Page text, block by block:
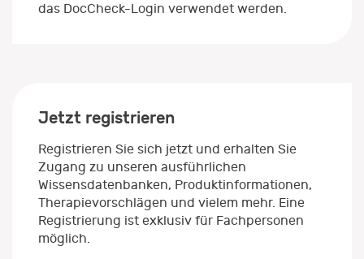
das DocCheck-Login verwendet werden.
Jetzt registrieren
Registrieren Sie sich jetzt und erhalten Sie
Zugang zu unseren ausführlichen
Wissensdatenbanken, Produktinformationen,
Therapievorschlägen und vielem mehr. Eine
Registrierung ist exklusiv für Fachpersonen
möglich.